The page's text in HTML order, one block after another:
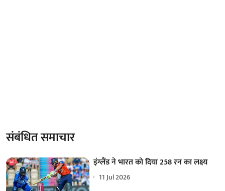
संबंधित समाचार
इंग्लैंड ने भारत को दिया 258 रन का लक्ष्य
11 Jul 2026